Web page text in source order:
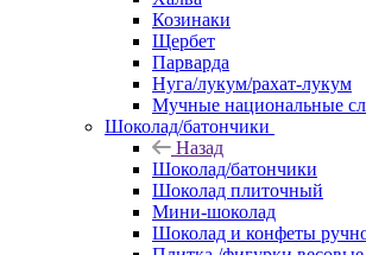
Козинаки
Щербет
Парварда
Нуга/лукум/рахат-лукум
Мучные национальные
Шоколад/батончики
Назад
Шоколад/батончики
Шоколад плиточный
Мини-шоколад
Шоколад и конфеты